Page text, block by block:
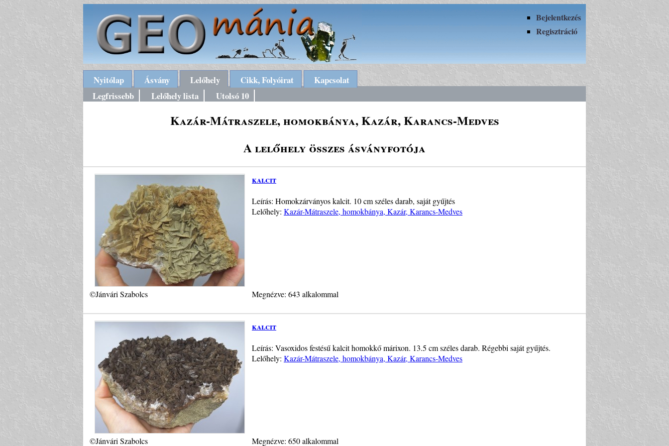
Bejelentkezés
Regisztráció
Nyitólap Ásvány Lelőhely Cikk, Folyóirat
Kapcsolat
Legfrissebb
Lelőhely lista Utolsó 10
Kazár-Mátraszele, homokbánya, Kazár, Karancs-Medves
A lelőhely összes ásványfotója
kalcit
Leírás: Homokzárványos kalcit. 10 cm széles darab, saját gyűjtés
Lelőhely: Kazár-Mátraszele, homokbánya, Kazár, Karancs-Medves
©Jánvári Szabolcs Megnézve: 643 alkalommal
kalcit
Leírás: Vasoxidos festésű kalcit homokkő márixon. 13.5 cm széles darab. Régebbi saját gyűjtés.
Lelőhely: Kazár-Mátraszele, homokbánya, Kazár, Karancs-Medves
©Jánvári Szabolcs Megnézve: 650 alkalommal